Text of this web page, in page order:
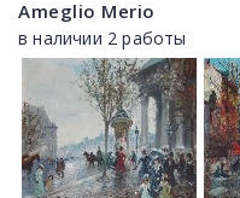
Ameglio Merio
в наличии 2 работы